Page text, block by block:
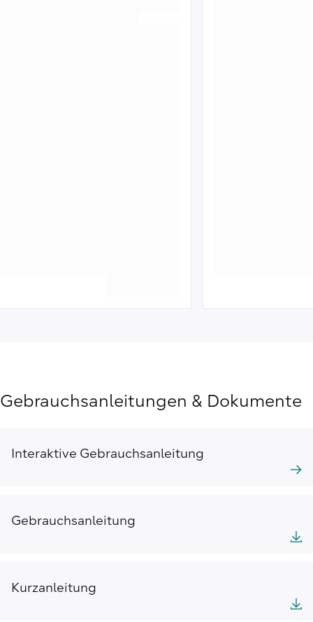
Gebrauchsanleitungen & Dokumente
Interaktive Gebrauchsanleitung
Gebrauchsanleitung
Kurzanleitung